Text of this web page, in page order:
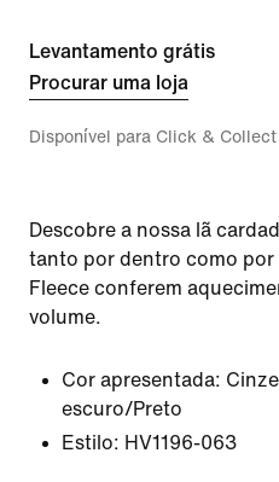
Levantamento grátis
Procurar uma loja
Disponível para Click &
Descobre a nossa lã
tanto por dentro como por
Fleece conferem
volume.
Cor apresentada:
escuro/Preto
Estilo: HV1196-063